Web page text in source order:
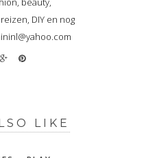
DIY en nog
LIKE